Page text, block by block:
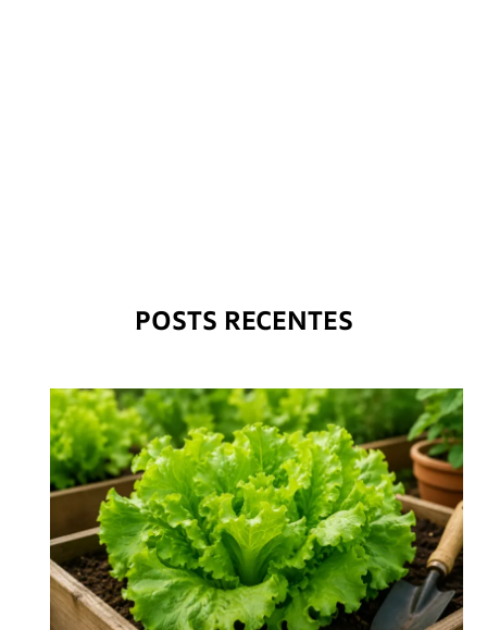
POSTS RECENTES